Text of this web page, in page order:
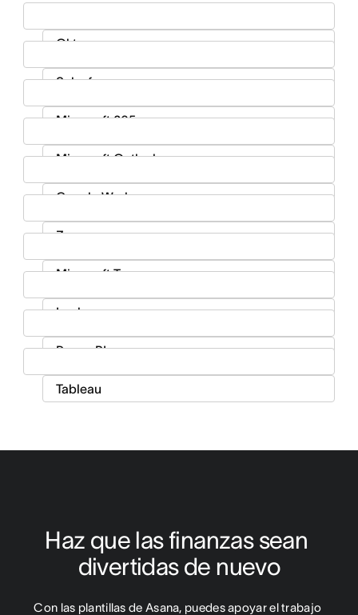
Haz que las finanzas sean
divertidas de nuevo
Con las plantillas de Asana, puedes apoyar el trabajo